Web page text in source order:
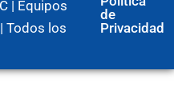
| Equipos
Todos los
de
Privacidad